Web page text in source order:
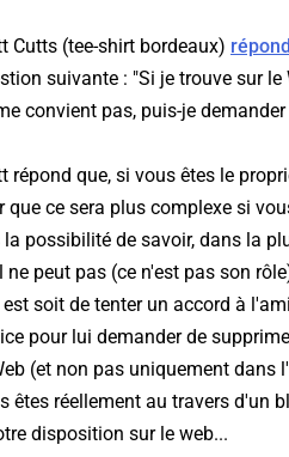
Cutts (tee-shirt bordeaux)
suivante : "Si je trouve sur
convient pas, puis-je
répond que, si vous êtes le
que ce sera plus complexe si
la possibilité de savoir, dans la
ne peut pas (ce n'est pas son
soit de tenter un accord à
pour lui demander de
(et non pas uniquement dans
êtes réellement au travers d'un
disposition sur le web...